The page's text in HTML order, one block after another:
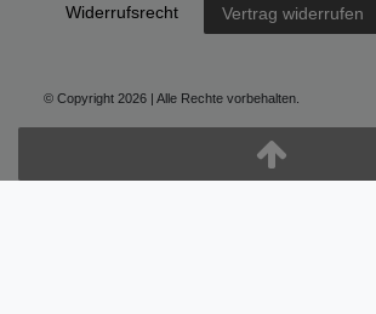
Widerrufs­recht Vertrag widerrufen
© Copyright 2026 | Alle Rechte vorbehalten.